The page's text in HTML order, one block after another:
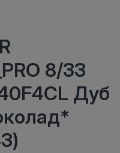
8/33
Дуб